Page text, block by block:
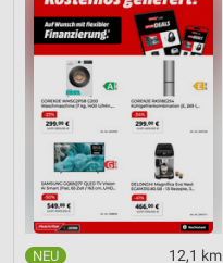
12,1 km